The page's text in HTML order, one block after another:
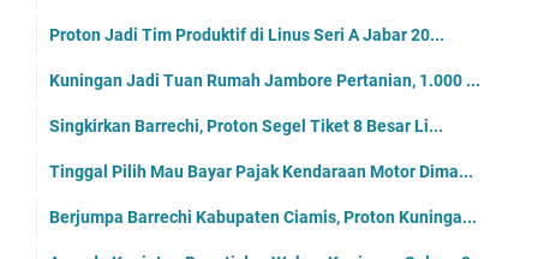
Proton Jadi Tim Produktif di Linus Seri A Jabar 20...
Kuningan Jadi Tuan Rumah Jambore Pertanian, 1.000 ...
Singkirkan Barrechi, Proton Segel Tiket 8 Besar Li...
Tinggal Pilih Mau Bayar Pajak Kendaraan Motor Dima...
Berjumpa Barrechi Kabupaten Ciamis, Proton Kuninga...